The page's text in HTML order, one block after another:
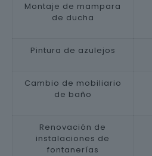
Montaje de mampara
de ducha
Pintura de azulejos
Cambio de mobiliario
de baño
Renovación de
instalaciones de
fontanerías